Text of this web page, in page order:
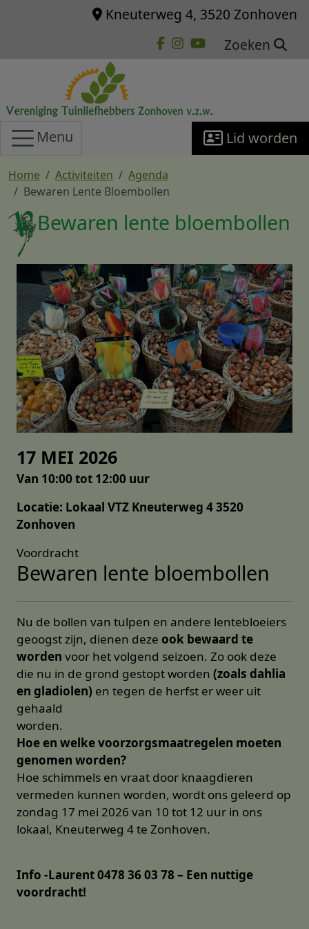
Overslaan en naar de inhoud gaanKneuterweg 4, 3520 Zonhoven
Zoeken
Menu Lid worden
Home Activiteiten
Agenda
Bewaren Lente Bloembollen
Bewaren lente bloembollen
17 MEI 2026
Van 10:00 tot 12:00 uur
Locatie: Lokaal VTZ Kneuterweg 4 3520
Zonhoven
Voordracht
Bewaren lente bloembollen
Nu de bollen van tulpen en andere lentebloeiers
geoogst zijn, dienen deze ook bewaard te
worden voor het volgend seizoen. Zo ook deze
die nu in de grond gestopt worden (zoals dahlia
en gladiolen) en tegen de herfst er weer uit
gehaald
worden.
Hoe en welke voorzorgsmaatregelen moeten
genomen worden?
Hoe schimmels en vraat door knaagdieren
vermeden kunnen worden, wordt ons geleerd op
zondag 17 mei 2026 van 10 tot 12 uur in ons
lokaal, Kneuterweg 4 te Zonhoven.
Info -Laurent 0478 36 03 78 – Een nuttige
voordracht!